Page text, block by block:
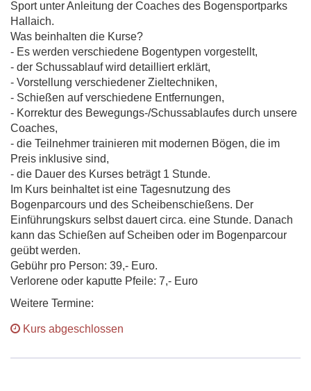
Sport unter Anleitung der Coaches des Bogensportparks
Hallaich.
Was beinhalten die Kurse?
- Es werden verschiedene Bogentypen vorgestellt,
- der Schussablauf wird detailliert erklärt,
- Vorstellung verschiedener Zieltechniken,
- Schießen auf verschiedene Entfernungen,
- Korrektur des Bewegungs-/Schussablaufes durch unsere
Coaches,
- die Teilnehmer trainieren mit modernen Bögen, die im
Preis inklusive sind,
- die Dauer des Kurses beträgt 1 Stunde.
Im Kurs beinhaltet ist eine Tagesnutzung des
Bogenparcours und des Scheibenschießens. Der
Einführungskurs selbst dauert circa. eine Stunde. Danach
kann das Schießen auf Scheiben oder im Bogenparcour
geübt werden.
Gebühr pro Person: 39,- Euro.
Verlorene oder kaputte Pfeile: 7,- Euro
Weitere Termine:
Kurs abgeschlossen